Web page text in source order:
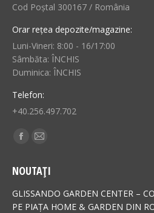
Cod Poștal 300167 / România
Orar rețea depozite/magazine:
Luni-Vineri: 8:00 - 16/17:00
Sâmbăta: ÎNCHIS
Duminica: ÎNCHIS
Telefon:
+40.256.497.702
Find us on:
Facebook
opens
in
new
Mail
opens
in
new
NOUTAȚI
GLISSANDO GARDEN CENTER –
PE PIAȚA HOME & GARDEN DIN